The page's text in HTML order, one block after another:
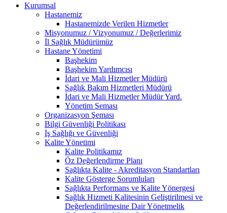
Kurumsal
Hastanemiz
Hastanemizde Verilen Hizmetler
Misyonumuz / Vizyonumuz / Değerlerimiz
İl Sağlık Müdürümüz
Hastane Yönetimi
Başhekim
Başhekim Yardımcısı
İdari ve Mali Hizmetler Müdürü
Sağlık Bakım Hizmetleri Müdürü
İdari ve Mali Hizmetler Müdür Yard.
Yönetim Şeması
Organizasyon Şeması
Bilgi Güvenliği Politikası
İş Sağlığı ve Güvenliği
Kalite Yönetimi
Kalite Politikamız
Öz Değerlendirme Planı
Sağlıkta Kalite - Akreditasyon Standartları
Kalite Gösterge Sorumluları
Sağlıkta Performans ve Kalite Yönergesi
Sağlık Hizmeti Kalitesinin Geliştirilmesi ve
Değerlendirilmesine Dair Yönetmelik